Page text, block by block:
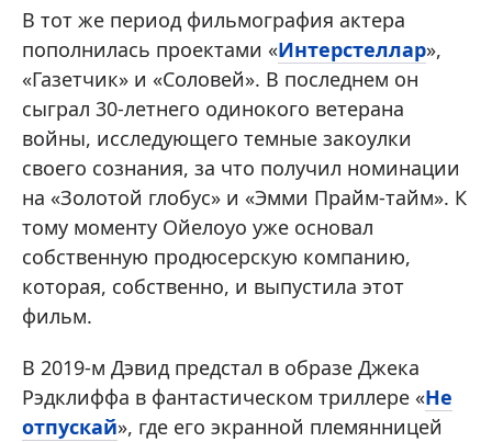
В тот же период фильмография актера
пополнилась проектами «Интерстеллар»,
«Газетчик» и «Соловей». В последнем он
сыграл 30-летнего одинокого ветерана
войны, исследующего темные закоулки
своего сознания, за что получил номинации
на «Золотой глобус» и «Эмми Прайм-тайм». К
тому моменту Ойелоуо уже основал
собственную продюсерскую компанию,
которая, собственно, и выпустила этот
фильм.
В 2019-м Дэвид предстал в образе Джека
Рэдклиффа в фантастическом триллере «Не
отпускай», где его экранной племянницей